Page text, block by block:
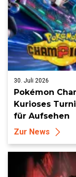
30. Juli 2026
Pokémon
Kurioses
für Aufsehen
Zur News